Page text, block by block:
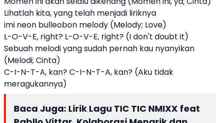
Lihatlah kita, yang telah menjadi liriknya
imi neon bulleobon melody (Melody; Love)
L-O-V-E, right? L-O-V-E, right? (I don't doubt it)
Sebuah melodi yang sudah pernah kau nyanyikan
(Melodi; Cinta)
C-I-N-T-A, kan? C-I-N-T-A, kan? (Aku tidak
meragukannya)
Baca Juga: Lirik Lagu TIC TIC NMIXX feat